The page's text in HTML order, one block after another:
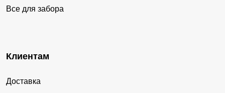
Все для забора
Клиентам
Доставка